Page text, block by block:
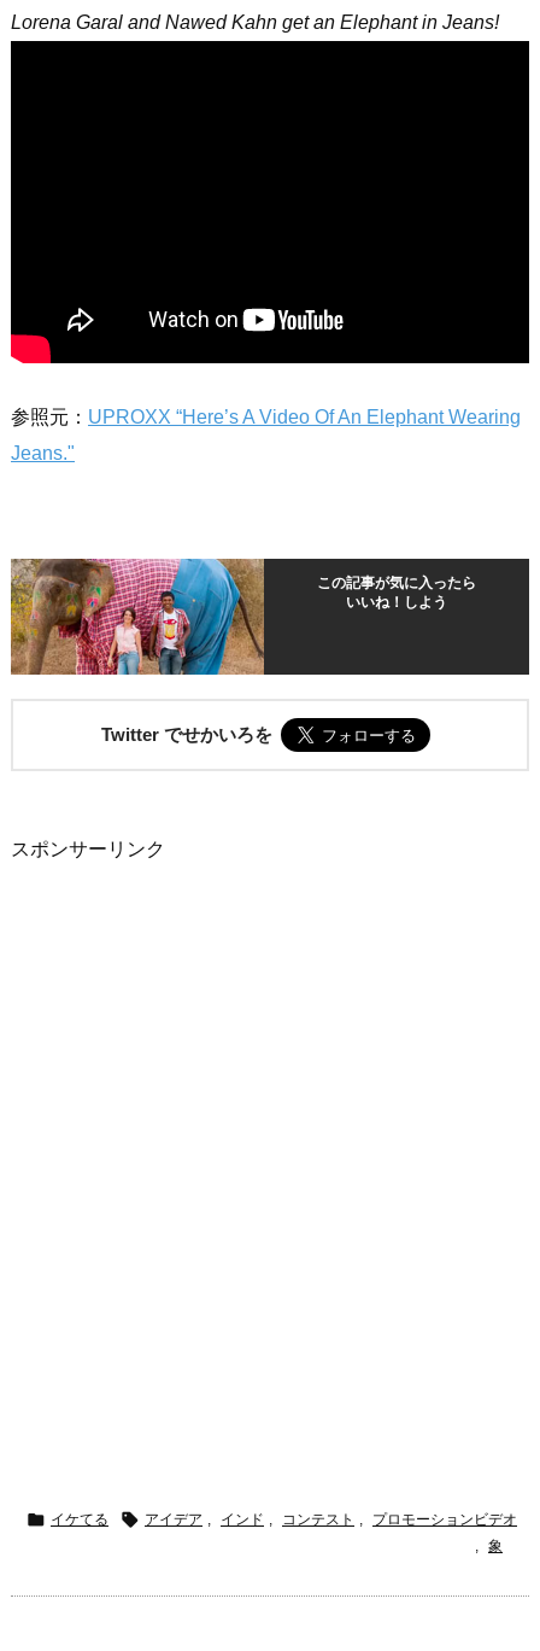
Lorena Garal and Nawed Kahn get an Elephant in Jeans!
参照元： UPROXX “Here’s A Video Of An Elephant Wearing
Jeans."
この記事が気に入ったら
いいね！しよう
Twitter でせかいろを
スポンサーリンク
 イケてる  アイデア , インド , コンテスト ,
プロモーションビデオ
, 象